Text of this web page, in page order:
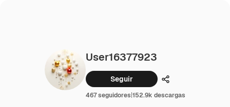
User16377923
Seguir Compartir
467 seguidores|152.9k descargas